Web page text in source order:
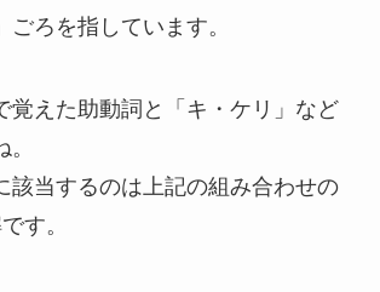
ろを指しています。
覚えた助動詞と「キ・ケリ」など
該当するのは上記の組み合わせの
す。